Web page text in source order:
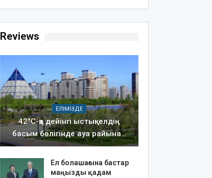
Reviews
ЕЛІМІЗДЕ
42°C-қа дейінгі ыстық: елдің
басым бөлігінде ауа райына…
Ел болашағына бастар
маңызды қадам